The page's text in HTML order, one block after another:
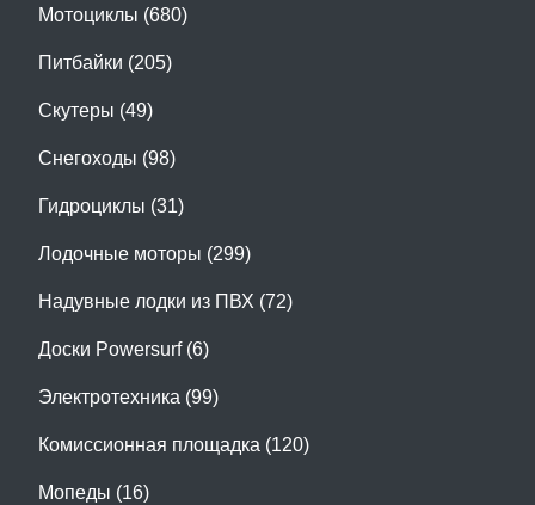
Мотоциклы (680)
Питбайки (205)
Скутеры (49)
Снегоходы (98)
Гидроциклы (31)
Лодочные моторы (299)
Надувные лодки из ПВХ (72)
Доски Powersurf (6)
Электротехника (99)
Комиссионная площадка (120)
Мопеды (16)